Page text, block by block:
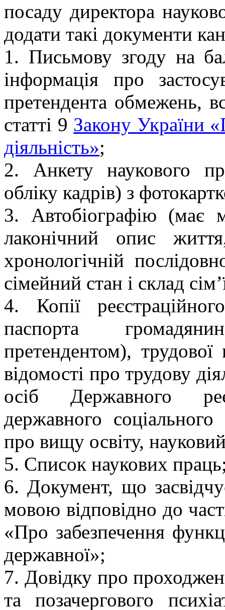
посаду директора
додати такі документи
1. Письмову згоду на
інформація про
претендента обмежень,
статті 9 Закону України
діяльність»;
2. Анкету наукового
обліку кадрів) з
3. Автобіографію (має
лаконічний опис
хронологічній
сімейний стан і склад
4. Копії
паспорта
претендентом),
відомості про трудову
осіб Державного
державного соціального
про вищу освіту,
5. Список наукових
6. Документ, що
мовою відповідно до
«Про забезпечення
державної»;
7. Довідку про
та позачергового